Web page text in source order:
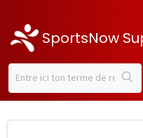
SportsNow